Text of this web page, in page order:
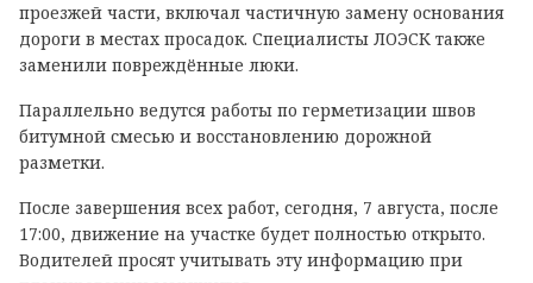
проезжей части, включал частичную замену основания
дороги в местах просадок. Специалисты ЛОЭСК также
заменили повреждённые люки.
Параллельно ведутся работы по герметизации швов
битумной смесью и восстановлению дорожной
разметки.
После завершения всех работ, сегодня, 7 августа, после
17:00, движение на участке будет полностью открыто.
Водителей просят учитывать эту информацию при